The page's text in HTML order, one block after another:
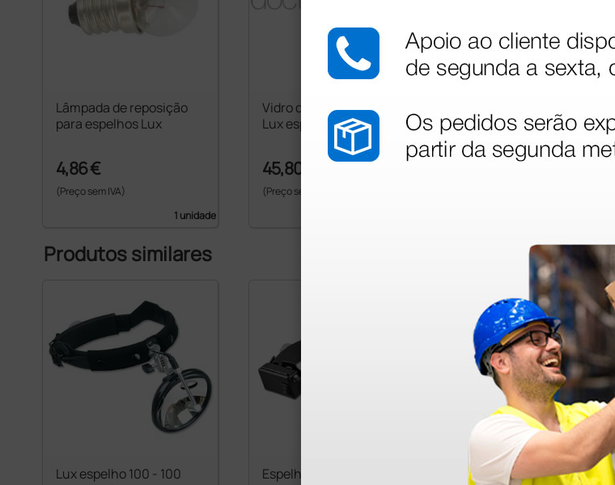
Lâmpada de reposição
para espelhos Lux
4,86 €
(Preço sem IVA)
1 unidade
Vidro de reposição para
Lux espelho 55
45,80 €
(Preço sem IVA)
Produtos similares
Lux espelho 100 - 100
Espelho frontal Lux 55 - a
Espelho frontal Lux 100 -